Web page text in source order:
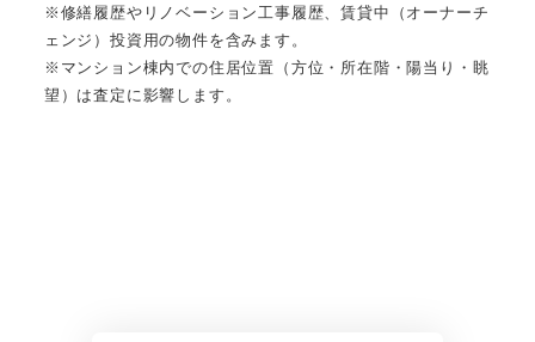
※修繕履歴やリノベーション工事履歴、賃貸中（オーナーチ
ェンジ）投資用の物件を含みます。
※マンション棟内での住居位置（方位・所在階・陽当り・眺
望）は査定に影響します。